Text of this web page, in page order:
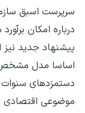
سرپرست اسبق
درباره امکان
پیشنهاد جدید
اساسا مدل مشخص
دستمزدهای سنوات
موضوعی اقتصادی